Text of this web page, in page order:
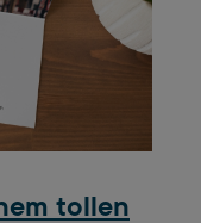
tollen